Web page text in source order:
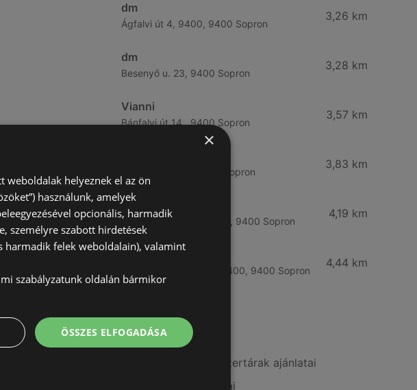
dm
Ágfalvi út 4, 9400, 9400 Sopron
3,26 km
dm
Besenyő u. 23, 9400 Sopron
3,28 km
Vianni
Bánfalvi út 14., 9400 Sopron
3,57 km
Bánfalvi út 6-8., 9400 Sopron
3,83 km
Rossmann
Kodály Zoltán tér 16. 16., 9400 Sopron
4,19 km
dm
Lackner Kristóf u. 35, 9400, 9400 Sopron
4,44 km
További linkek
A(z) Benu Gyógyszertárak ajánlatai
A(z) Vianni ajánlatai
×
weboldalak helyeznek el az ön
használunk, amelyek
opcionális, harmadik
személyre szabott hirdetések
harmadik felek weboldalain), valamint
szabályzatunk oldalán bármikor
ÖSSZES ELFOGADÁSA